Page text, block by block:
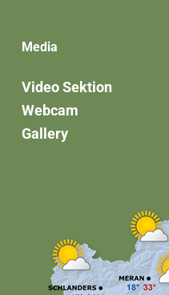
Media
Video Sektion
Webcam
Gallery